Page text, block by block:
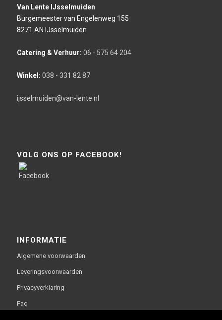
Van Lente IJsselmuiden
Burgemeester van Engelenweg 155
8271 AN IJsselmuiden
Catering & Verhuur: 06 - 575 64 204
Winkel: 038 - 331 82 87
ijsselmuiden@van-lente.nl
VOLG ONS OP FACEBOOK!
INFORMATIE
Algemene voorwaarden
Leveringsvoorwaarden
Privacyverklaring
Faq